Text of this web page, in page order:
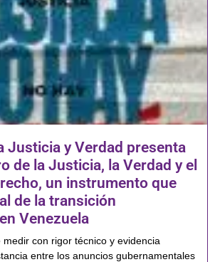
Justicia y Verdad presenta
de la Justicia, la Verdad y el
un instrumento que
de la transición
Venezuela
con rigor técnico y evidencia
entre los anuncios gubernamentales